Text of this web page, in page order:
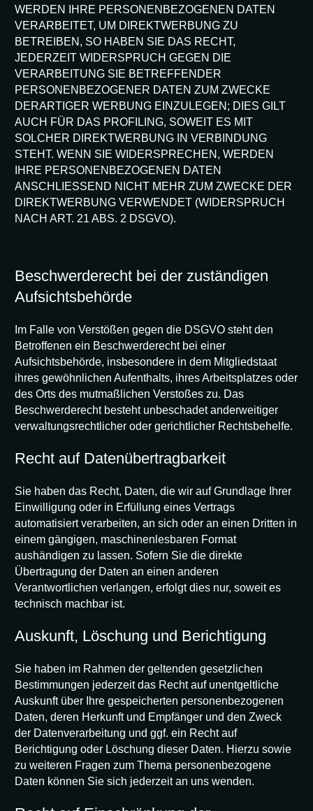
WERDEN IHRE PERSONENBEZOGENEN DATEN
VERARBEITET, UM DIREKTWERBUNG ZU
BETREIBEN, SO HABEN SIE DAS RECHT,
JEDERZEIT WIDERSPRUCH GEGEN DIE
VERARBEITUNG SIE BETREFFENDER
PERSONENBEZOGENER DATEN ZUM ZWECKE
DERARTIGER WERBUNG EINZULEGEN; DIES GILT
AUCH FÜR DAS PROFILING, SOWEIT ES MIT
SOLCHER DIREKTWERBUNG IN VERBINDUNG
STEHT. WENN SIE WIDERSPRECHEN, WERDEN
IHRE PERSONENBEZOGENEN DATEN
ANSCHLIESSEND NICHT MEHR ZUM ZWECKE DER
DIREKTWERBUNG VERWENDET (WIDERSPRUCH
NACH ART. 21 ABS. 2 DSGVO).
Beschwerderecht bei der zuständigen
Aufsichtsbehörde
Im Falle von Verstößen gegen die DSGVO steht den
Betroffenen ein Beschwerderecht bei einer
Aufsichtsbehörde, insbesondere in dem Mitgliedstaat
ihres gewöhnlichen Aufenthalts, ihres Arbeitsplatzes oder
des Orts des mutmaßlichen Verstoßes zu. Das
Beschwerderecht besteht unbeschadet anderweitiger
verwaltungsrechtlicher oder gerichtlicher Rechtsbehelfe.
Recht auf Datenübertragbarkeit
Sie haben das Recht, Daten, die wir auf Grundlage Ihrer
Einwilligung oder in Erfüllung eines Vertrags
automatisiert verarbeiten, an sich oder an einen Dritten in
einem gängigen, maschinenlesbaren Format
aushändigen zu lassen. Sofern Sie die direkte
Übertragung der Daten an einen anderen
Verantwortlichen verlangen, erfolgt dies nur, soweit es
technisch machbar ist.
Auskunft, Löschung und Berichtigung
Sie haben im Rahmen der geltenden gesetzlichen
Bestimmungen jederzeit das Recht auf unentgeltliche
Auskunft über Ihre gespeicherten personenbezogenen
Daten, deren Herkunft und Empfänger und den Zweck
der Datenverarbeitung und ggf. ein Recht auf
Berichtigung oder Löschung dieser Daten. Hierzu sowie
zu weiteren Fragen zum Thema personenbezogene
Daten können Sie sich jederzeit an uns wenden.